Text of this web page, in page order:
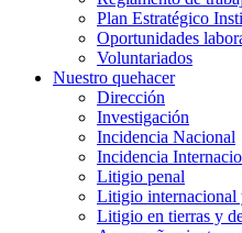
Plan Estratégico
Oportunidades
Voluntariados
Nuestro quehacer
Dirección
Investigación
Incidencia Nacional
Incidencia
Litigio penal
Litigio internacional
Litigio en tierras y